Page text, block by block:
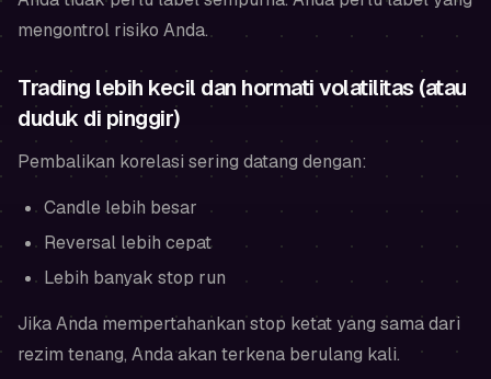
mengontrol risiko Anda.
Trading lebih kecil dan hormati volatilitas (atau
duduk di pinggir)
Pembalikan korelasi sering datang dengan:
Candle lebih besar
Reversal lebih cepat
Lebih banyak stop run
Jika Anda mempertahankan stop ketat yang sama dari
rezim tenang, Anda akan terkena berulang kali.